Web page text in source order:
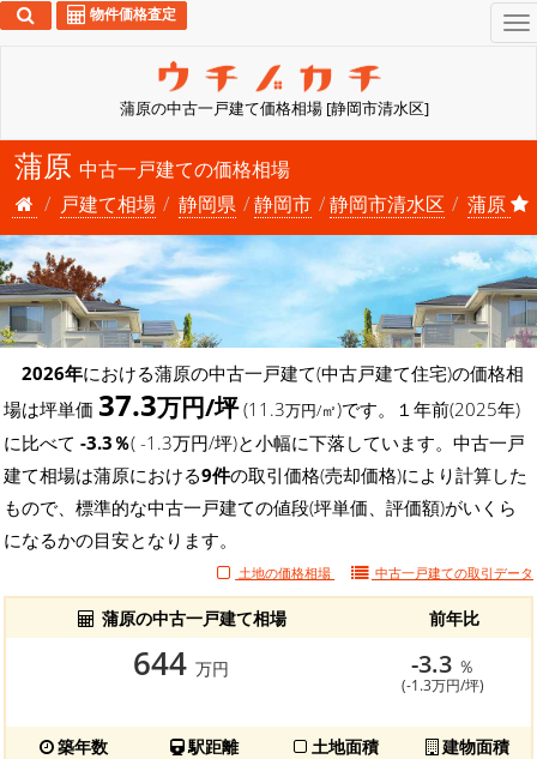
蒲原の中古一戸建て価格相場 [静岡市清水区]
物件価格査定
蒲原 中古一戸建ての価格相場
戸建て相場
静岡県 静岡市 静岡市清水区 蒲原
2026年における蒲原の中古一戸建て(中古戸建て住宅)の価格相
場は坪単価 37.3万円/坪(11.3万円/㎡)です。１年前(2025年)
に比べて -3.3％( -1.3万円/坪)と小幅に下落しています。中古一戸
建て相場は蒲原における9件の取引価格(売却価格)により計算した
もので、標準的な中古一戸建ての値段(坪単価、評価額)がいくら
になるかの目安となります。
土地の価格相場 中古一戸建ての取引データ
蒲原の中古一戸建て相場 前年比
644 万円 -3.3 ％
(-1.3万円/坪)
築年数 駅距離 土地面積 建物面積